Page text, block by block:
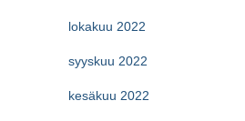
lokakuu 2022
syyskuu 2022
kesäkuu 2022